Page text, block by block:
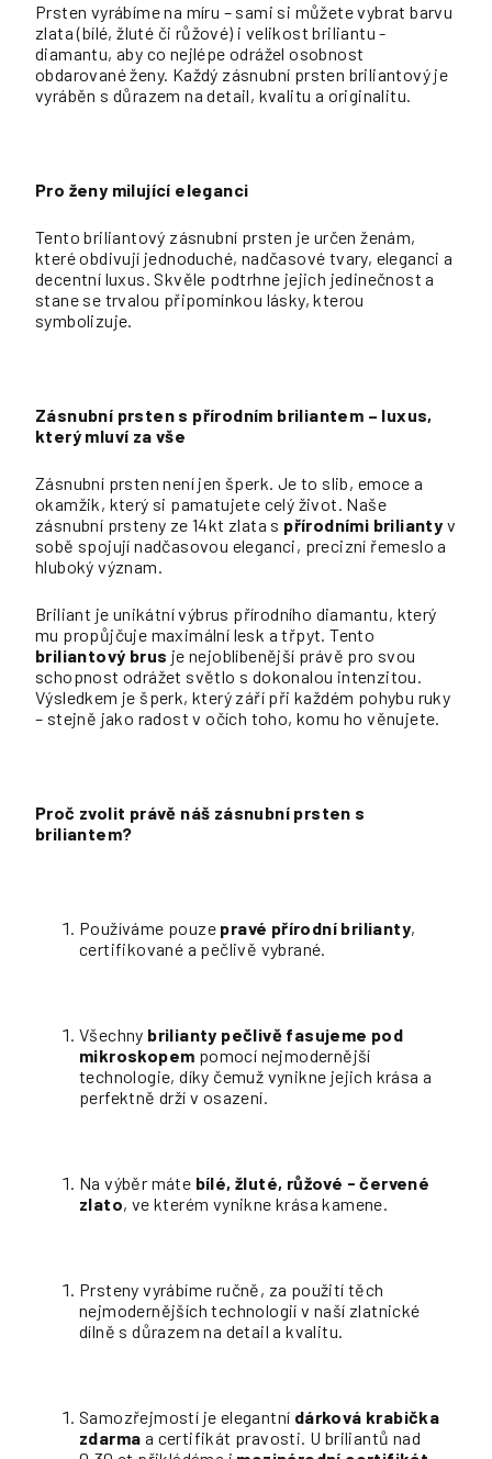
Prsten vyrábíme na míru – sami si můžete vybrat barvu
zlata (bílé, žluté či růžové) i velikost briliantu -
diamantu, aby co nejlépe odrážel osobnost
obdarované ženy. Každý zásnubní prsten briliantový je
vyráběn s důrazem na detail, kvalitu a originalitu.
Pro ženy milující eleganci
Tento briliantový zásnubní prsten je určen ženám,
které obdivují jednoduché, nadčasové tvary, eleganci a
decentní luxus. Skvěle podtrhne jejich jedinečnost a
stane se trvalou připomínkou lásky, kterou
symbolizuje.
Zásnubní prsten s přírodním briliantem – luxus,
který mluví za vše
Zásnubní prsten není jen šperk. Je to slib, emoce a
okamžik, který si pamatujete celý život. Naše
zásnubní prsteny ze 14kt zlata s přírodními brilianty v
sobě spojují nadčasovou eleganci, precizní řemeslo a
hluboký význam.
Briliant je unikátní výbrus přírodního diamantu, který
mu propůjčuje maximální lesk a třpyt. Tento
briliantový brus je nejoblíbenější právě pro svou
schopnost odrážet světlo s dokonalou intenzitou.
Výsledkem je šperk, který září při každém pohybu ruky
– stejně jako radost v očích toho, komu ho věnujete.
Proč zvolit právě náš zásnubní prsten s
briliantem?
Používáme pouze pravé přírodní brilianty,
certifikované a pečlivě vybrané.
Všechny brilianty pečlivě fasujeme pod
mikroskopem pomocí nejmodernější
technologie, díky čemuž vynikne jejich krása a
perfektně drží v osazení.
Na výběr máte bílé, žluté, růžové - červené
zlato, ve kterém vynikne krása kamene.
Prsteny vyrábíme ručně, za použití těch
nejmodernějších technologií v naší zlatnické
dílně s důrazem na detail a kvalitu.
Samozřejmostí je elegantní dárková krabička
zdarma a certifikát pravosti. U briliantů nad